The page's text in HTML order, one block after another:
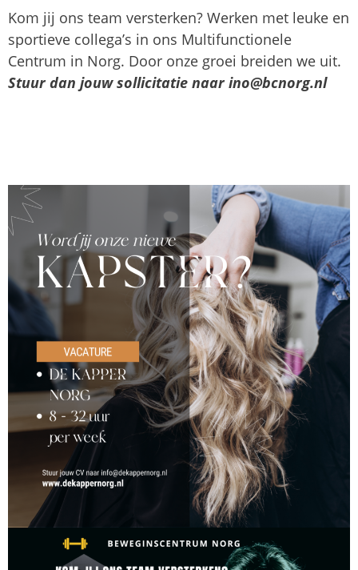
Kom jij ons team versterken? Werken met leuke en
sportieve collega’s in ons Multifunctionele
Centrum in Norg. Door onze groei breiden we uit.
Stuur dan jouw sollicitatie naar ino@bcnorg.nl